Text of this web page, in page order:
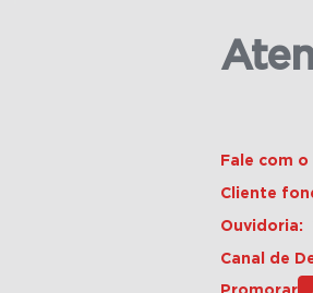
Fale com o
Cliente
Ouvidoria:
Canal de